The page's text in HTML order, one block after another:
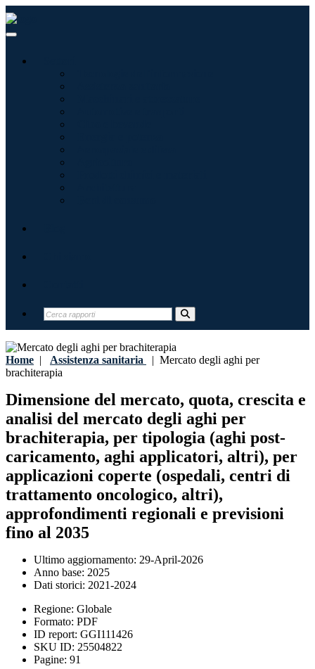
Home | Assistenza sanitaria | Mercato degli aghi per
brachiterapia
Dimensione del mercato, quota, crescita e
analisi del mercato degli aghi per
brachiterapia, per tipologia (aghi post-
caricamento, aghi applicatori, altri), per
applicazioni coperte (ospedali, centri di
trattamento oncologico, altri),
approfondimenti regionali e previsioni
fino al 2035
Ultimo aggiornamento: 29-April-2026
Anno base: 2025
Dati storici: 2021-2024
Regione: Globale
Formato: PDF
ID report: GGI111426
SKU ID: 25504822
Pagine: 91